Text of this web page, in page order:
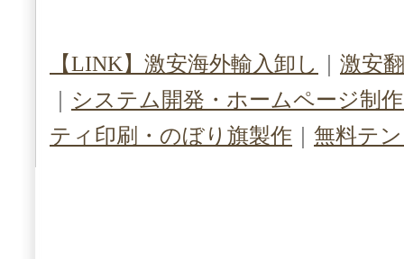
【LINK】激安海外輸入卸し
激安
システム開発・ホームページ制
ティ印刷・のぼり旗製作
無料テ